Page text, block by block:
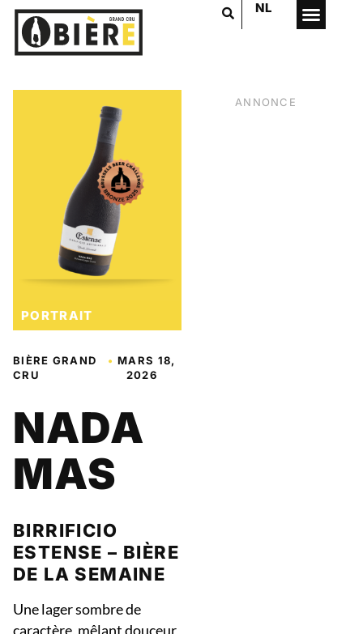
NL
PORTRAIT
BIÈRE GRAND
CRU
•MARS 18,
2026
NADA
MAS
BIRRIFICIO
ESTENSE – BIÈRE
DE LA SEMAINE
Une lager sombre de
caractère, mêlant douceur
ANNONCE